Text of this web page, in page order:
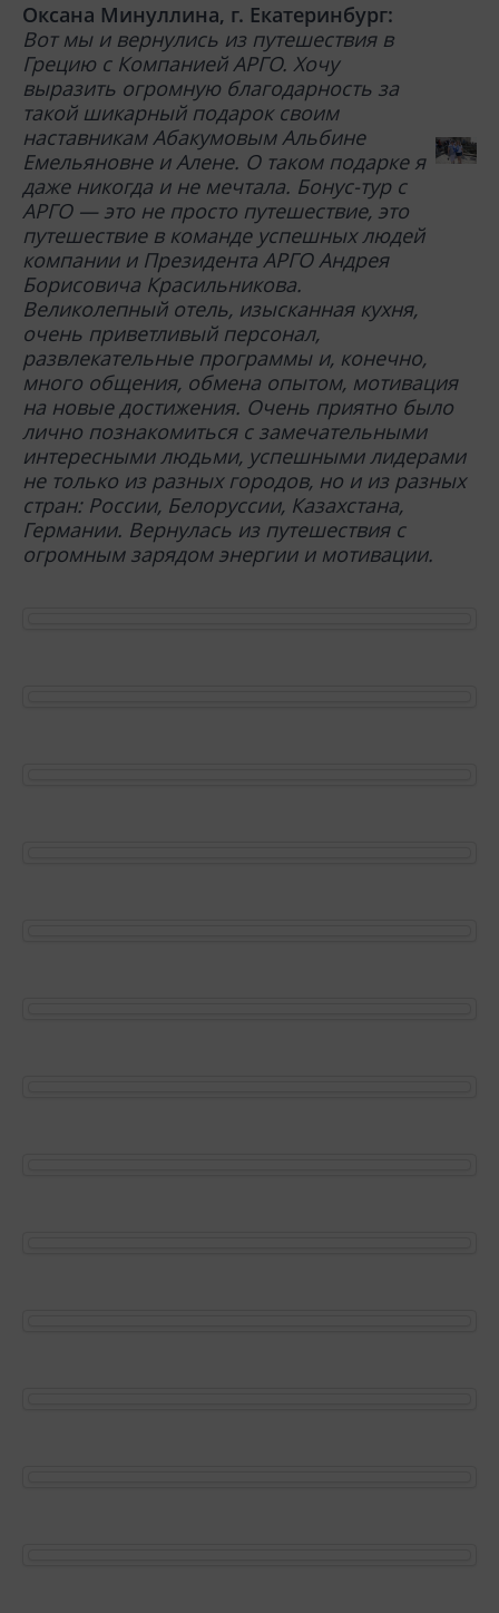
Оксана Минуллина, г. Екатеринбург:
Вот мы и вернулись из путешествия в
Грецию с Компанией АРГО. Хочу
выразить огромную благодарность за
такой шикарный подарок своим
наставникам Абакумовым Альбине
Емельяновне и Алене. О таком подарке я
даже никогда и не мечтала. Бонус-тур с
АРГО — это не просто путешествие, это
путешествие в команде успешных людей
компании и Президента АРГО Андрея
Борисовича Красильникова.
Великолепный отель, изысканная кухня,
очень приветливый персонал,
развлекательные программы и, конечно,
много общения, обмена опытом, мотивация
на новые достижения. Очень приятно было
лично познакомиться с замечательными
интересными людьми, успешными лидерами
не только из разных городов, но и из разных
стран: России, Белоруссии, Казахстана,
Германии. Вернулась из путешествия с
огромным зарядом энергии и мотивации.